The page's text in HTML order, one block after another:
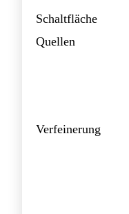
Schaltfläche
Quellen
Verfeinerung